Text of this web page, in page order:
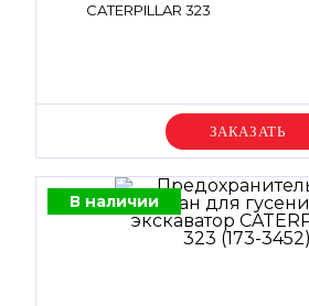
CATERPILLAR 323
Уточняйте цену
В наличии